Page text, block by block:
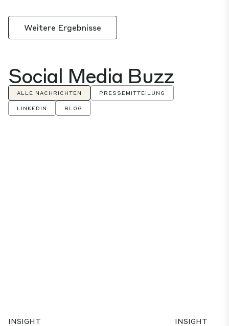
Weitere Ergebnisse
Social Media Buzz
ALLE NACHRICHTEN PRESSEMITTEILUNG
LINKEDIN BLOG
INSIGHT
INSIGHT